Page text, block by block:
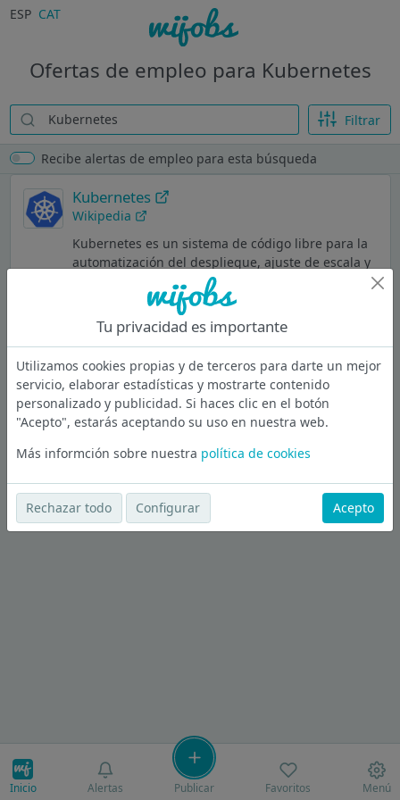
ESP CAT
Ofertas de empleo para Kubernetes
Filtrar
Recibe alertas de empleo para esta búsqueda
Kubernetes
Wikipedia
Kubernetes es un sistema de código libre para la
automatización del despliegue, ajuste de escala y
manejo de aplicaciones en contenedores​ que fue
originalmente diseñado por Google y donado a la
Cloud Native Computing Foundation. Soporta
diferentes entornos para la ejecución de
Inicio Alertas Publicar Favoritos Menú
Tu privacidad es importante
Utilizamos cookies propias y de terceros para darte un mejor
servicio, elaborar estadísticas y mostrarte contenido
personalizado y publicidad. Si haces clic en el botón
"Acepto", estarás aceptando su uso en nuestra web.
Más informción sobre nuestra política de cookies
Rechazar todo Configurar Acepto